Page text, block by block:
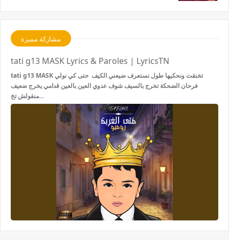
مشاركة مميزة
tati g13 MASK Lyrics & Paroles | LyricsTN
tati g13 MASK تخنقت ونحكيها طول نستعرف ضيعني الكيف حتى كي نولي
فرحان الضحكة تخرج بالسيف شوف عدوي العين بالعين قدامي يخرج ضعيف
منقولش تخ…